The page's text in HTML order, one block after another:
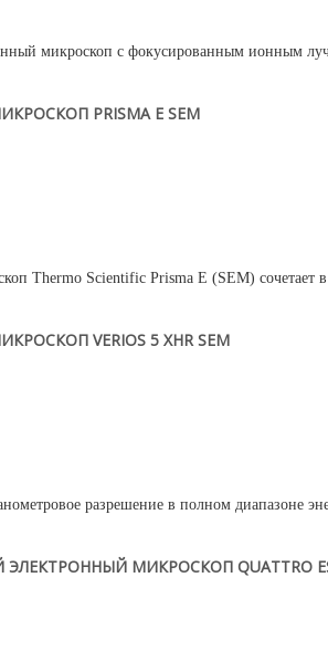
микроскоп с фокусированным ионным
PRISMA E SEM
Thermo Scientific Prisma E (SEM) сочетает
VERIOS 5 XHR SEM
разрешение в полном диапазоне
МИКРОСКОП QUATTRO